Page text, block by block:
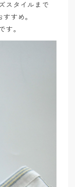
スタイルまで
すめ。
す。